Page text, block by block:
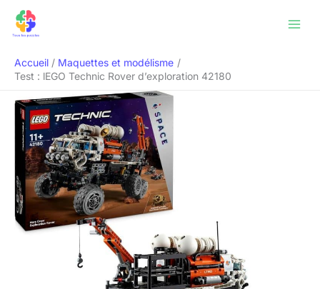
Accueil
Maquettes et modélisme
Test : lEGO Technic Rover d’exploration 42180
Rechercher